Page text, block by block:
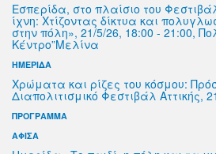
Εσπερίδα, στο πλαίσιο του
ίχνη: Χτίζοντας δίκτυα και
στην πόλη», 21/5/26, 18:00 - 21:00,
Κέντρο”Μελίνα
ΗΜΕΡΙΔΑ
Χρώματα και ρίζες του κόσμου:
Διαπολιτισμικό Φεστιβάλ Αττικής,
ΠΡΟΓΡΑΜΜΑ
ΑΦΙΣΑ